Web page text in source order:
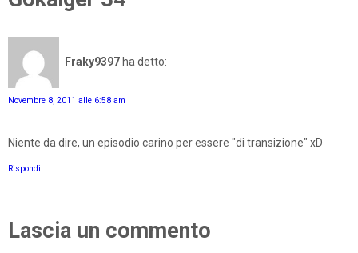
Fraky9397 ha detto:
Novembre 8, 2011 alle 6:58 am
Niente da dire, un episodio carino per essere "di transizione" xD
Rispondi
Lascia un commento